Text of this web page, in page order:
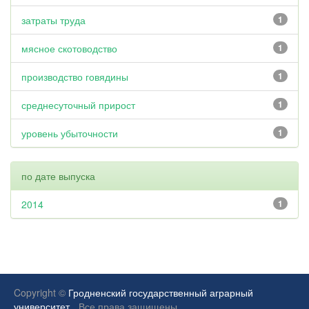
1
затраты труда
1
мясное скотоводство
1
производство говядины
1
среднесуточный прирост
1
уровень убыточности
по дате выпуска
1
2014
Copyright © Гродненский государственный аграрный